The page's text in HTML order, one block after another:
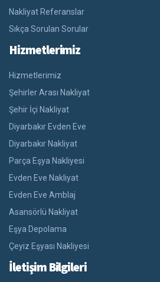
Nakliyat Referanslar
Sıkça Sorulan Sorular
Hizmetlerimiz
Hizmetlerimiz
Şehirler Arası Nakliyat
Şehir İçi Nakliyat
Diyarbakır Evden Eve
Diyarbakır Nakliyat
Parça Eşya Nakliyesi
Evden Eve Nakliyat
Evden Eve Amblaj
Asansörlü Nakliyat
Eşya Depolama
Çeyiz Eşyası Nakliyesi
İletişim Bilgileri